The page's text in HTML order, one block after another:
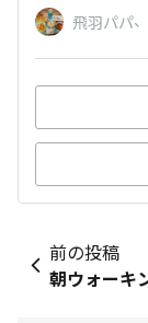
飛羽パパ、
前の投稿